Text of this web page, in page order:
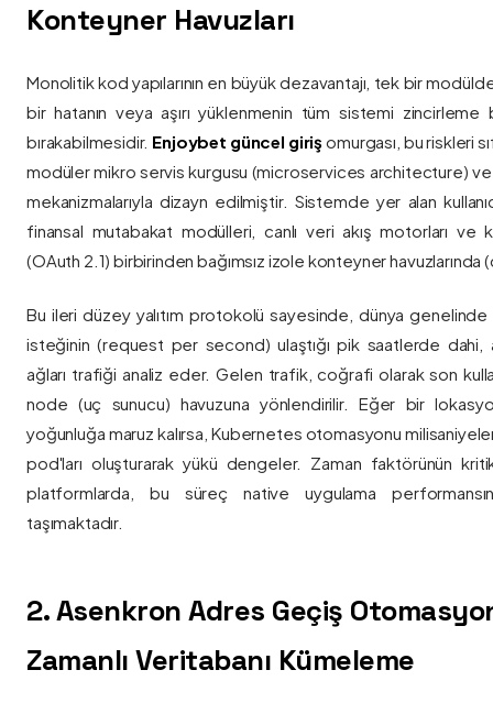
Konteyner Havuzları
Monolitik kod yapılarının en büyük dezavantajı, tek bir
bir hatanın veya aşırı yüklenmenin tüm sistemi zincirleme
bırakabilmesidir. Enjoybet güncel giriş omurgası, bu riskleri
modüler mikro servis kurgusu (microservices architecture)
mekanizmalarıyla dizayn edilmiştir. Sistemde yer alan
finansal mutabakat modülleri, canlı veri akış motorları ve
(OAuth 2.1) birbirinden bağımsız izole konteyner havuzlarında
Bu ileri düzey yalıtım protokolü sayesinde, dünya genelinde
isteğinin (request per second) ulaştığı pik saatlerde dahi,
ağları trafiği analiz eder. Gelen trafik, coğrafi olarak son
node (uç sunucu) havuzuna yönlendirilir. Eğer bir
yoğunluğa maruz kalırsa, Kubernetes otomasyonu
pod'ları oluşturarak yükü dengeler. Zaman faktörünün
platformlarda, bu süreç native uygulama
taşımaktadır.
2. Asenkron Adres Geçiş
Zamanlı Veritabanı Kümeleme